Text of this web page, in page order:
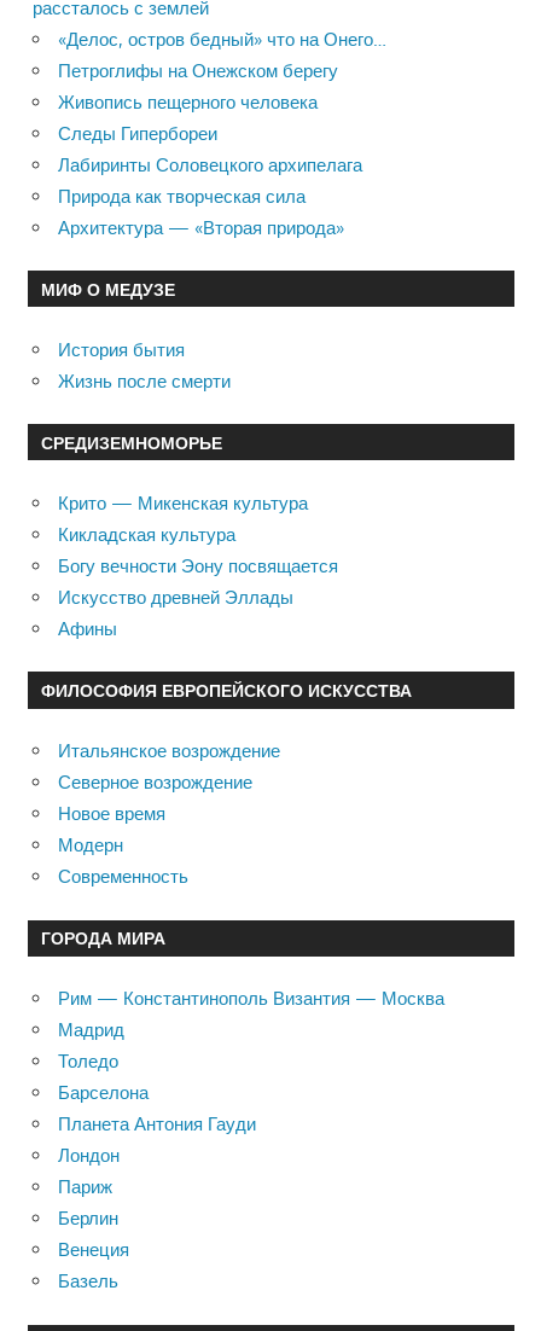
рассталось с землей
«Делос, остров бедный» что на Онего…
Петроглифы на Онежском берегу
Живопись пещерного человека
Следы Гипербореи
Лабиринты Соловецкого архипелага
Природа как творческая сила
Архитектура — «Вторая природа»
МИФ О МЕДУЗЕ
История бытия
Жизнь после смерти
СРЕДИЗЕМНОМОРЬЕ
Крито — Микенская культура
Кикладская культура
Богу вечности Эону посвящается
Искусство древней Эллады
Афины
ФИЛОСОФИЯ ЕВРОПЕЙСКОГО ИСКУССТВА
Итальянское возрождение
Северное возрождение
Новое время
Модерн
Современность
ГОРОДА МИРА
Рим — Константинополь Византия — Москва
Мадрид
Толедо
Барселона
Планета Антония Гауди
Лондон
Париж
Берлин
Венеция
Базель